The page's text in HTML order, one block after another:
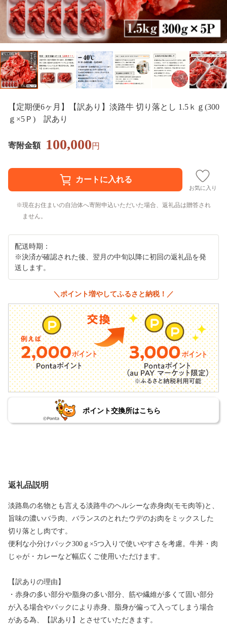
【定期便6ヶ月】【訳あり】淡路牛 切り落とし 1.5ｋｇ(300
ｇ×5Ｐ) 訳あり
寄附金額 100,000円
お気に入り
現在お住まいの自治体へ寄附申込いただいた場合、返礼品は贈答され
ません。
配送時期：
※決済が確認された後、翌月の中旬以降に初回の返礼品を発
送します。
＼ポイント増やしてふるさと納税！／
ポイント交換所はこちら
返礼品説明
淡路島の名物とも言える淡路牛のヘルシーな赤身肉(モモ肉等)と、
旨味の濃いバラ肉、バランスのとれたウデのお肉をミックスした
切り落とし肉です。
便利な小分けパック300ｇ×5つ入りで使いやすさを考慮。牛丼・肉
じゃが・カレーなど幅広くご使用いただけます。
【訳ありの理由】
・赤身の多い部分や脂身の多い部分、筋や繊維が多くて固い部分
が入る場合やパックにより赤身、脂身が偏って入ってしまう場合
がある為、【訳あり】とさせていただきます。